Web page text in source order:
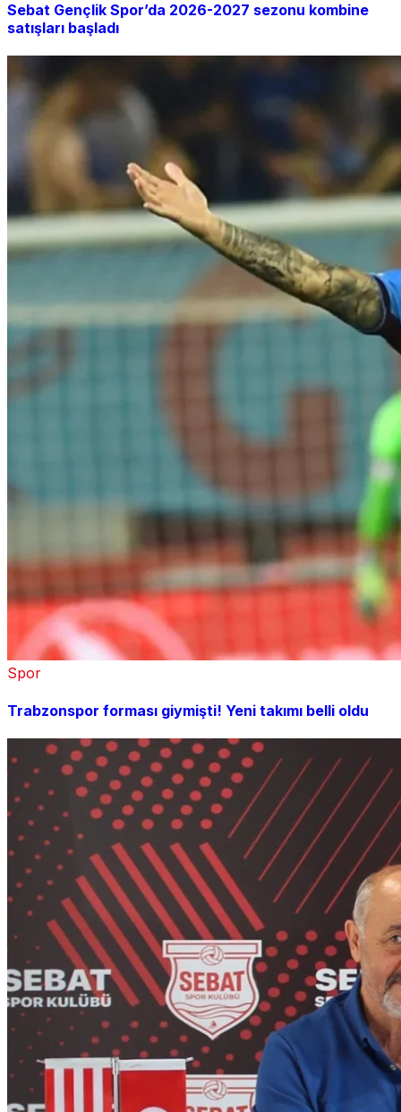
Sebat Gençlik Spor’da 2026-2027 sezonu kombine
satışları başladı
Spor
Trabzonspor forması giymişti! Yeni takımı belli oldu